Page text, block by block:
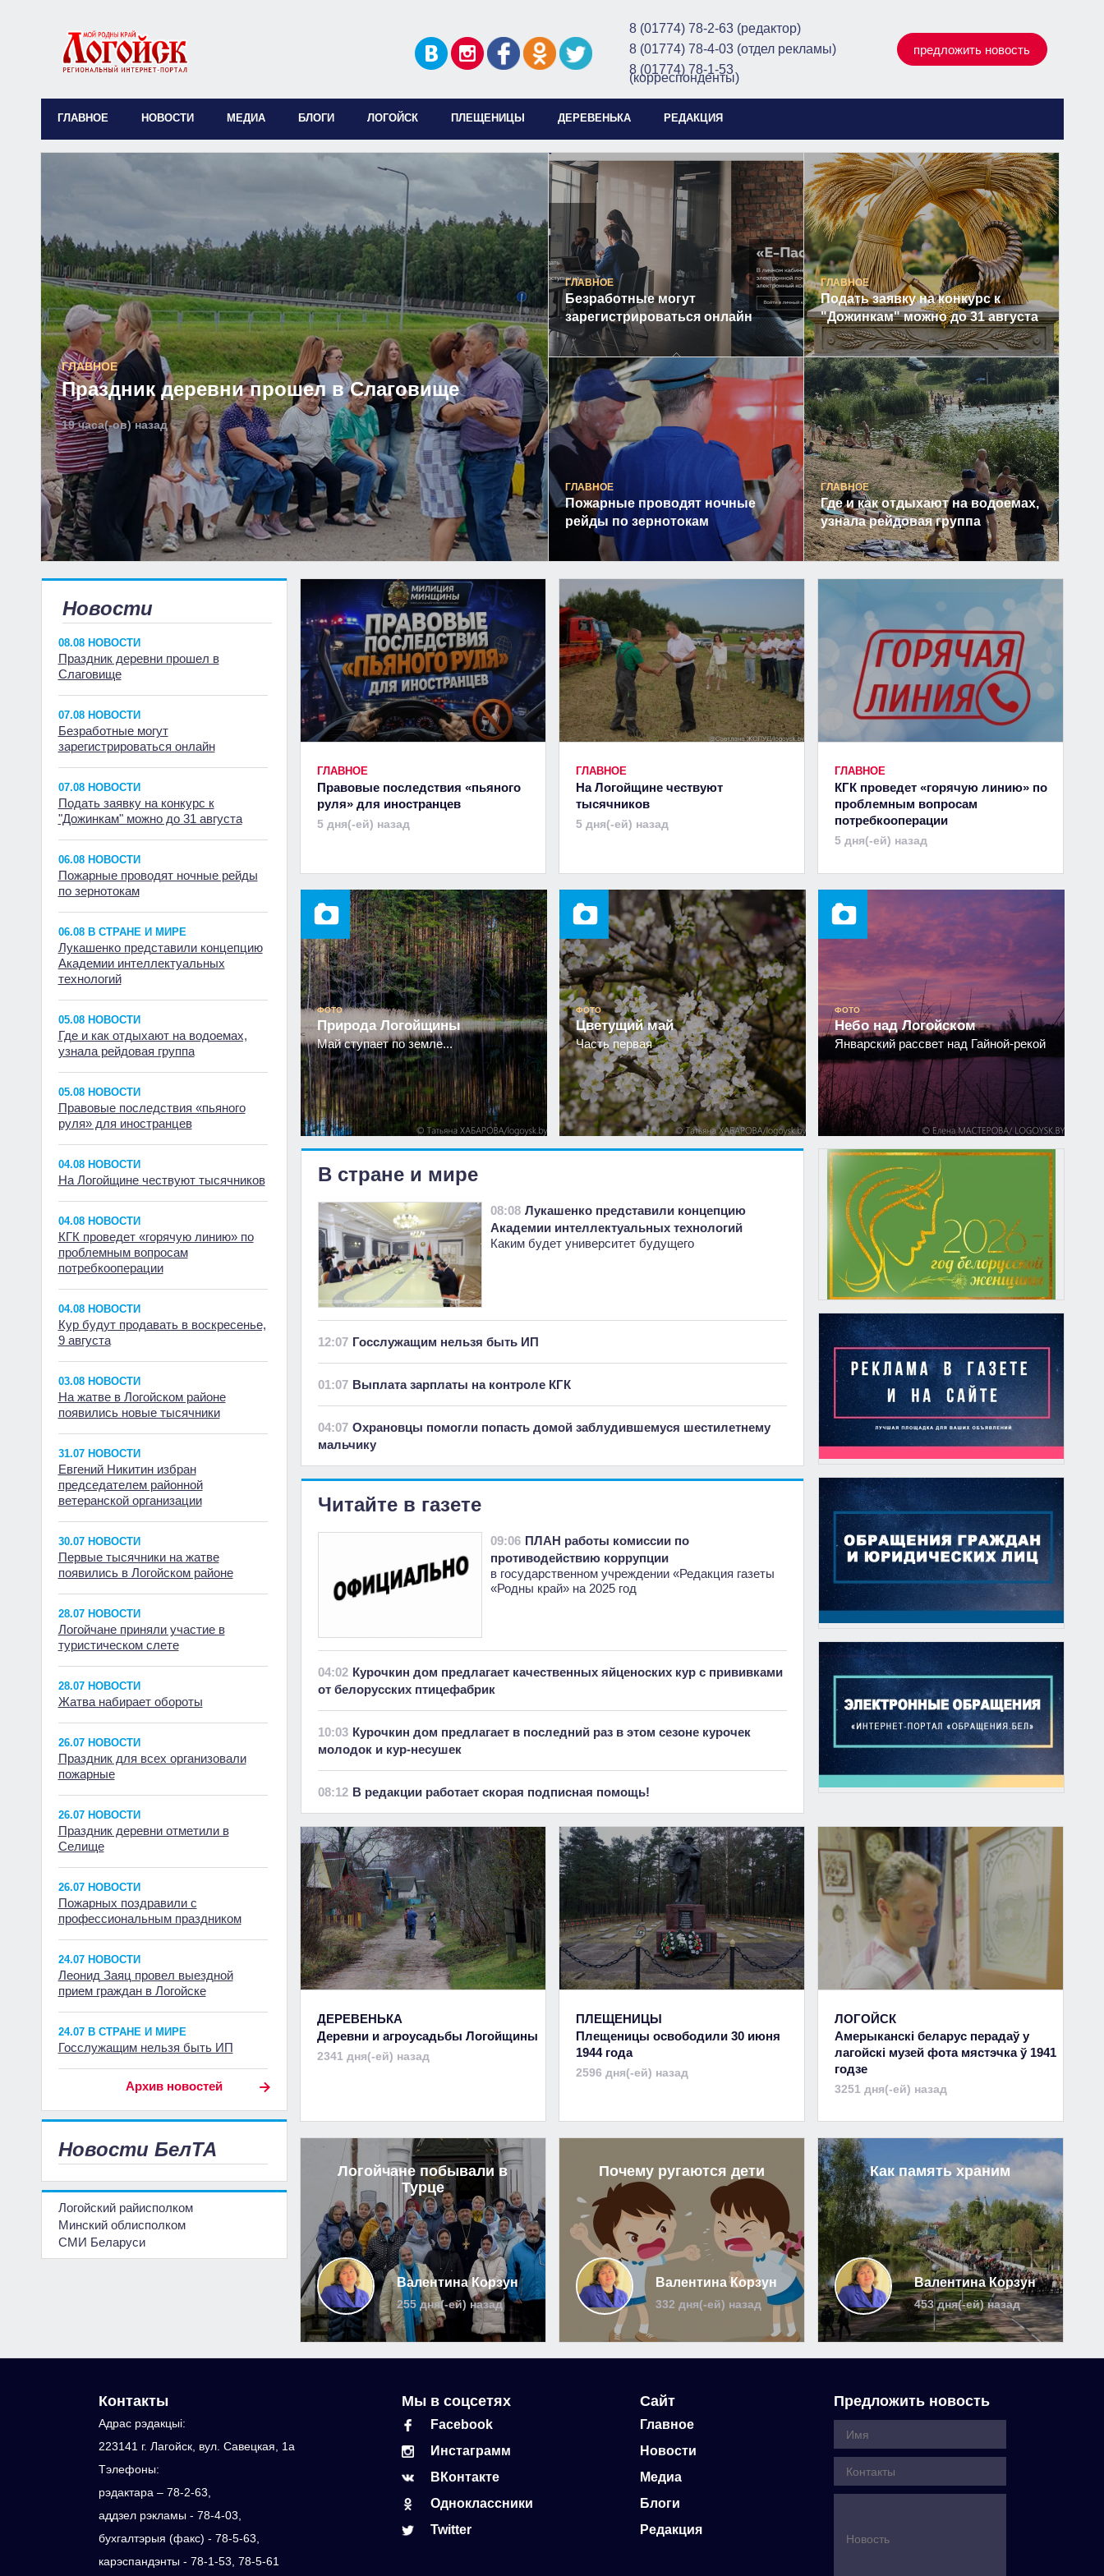
8 (01774) 78-2-63 (редактор)
8 (01774) 78-4-03 (отдел рекламы)
8 (01774) 78-1-53
(корреспонденты)
предложить новость
ГЛАВНОЕ НОВОСТИ МЕДИА БЛОГИ ЛОГОЙСК ПЛЕЩЕНИЦЫ ДЕРЕВЕНЬКА РЕДАКЦИЯ
ГЛАВНОЕ
Праздник деревни прошел в Слаговище
19 часа(-ов) назад
ГЛАВНОЕ
Безработные могут
зарегистрироваться онлайн
ГЛАВНОЕ
Подать заявку на конкурс к
"Дожинкам" можно до 31 августа
ГЛАВНОЕ
Пожарные проводят ночные
рейды по зернотокам
ГЛАВНОЕ
Где и как отдыхают на водоемах,
узнала рейдовая группа
Новости
08.08 НОВОСТИ
Праздник деревни прошел в
Слаговище
07.08 НОВОСТИ
Безработные могут
зарегистрироваться онлайн
07.08 НОВОСТИ
Подать заявку на конкурс к
"Дожинкам" можно до 31 августа
06.08 НОВОСТИ
Пожарные проводят ночные рейды
по зернотокам
06.08 В СТРАНЕ И МИРЕ
Лукашенко представили концепцию
Академии интеллектуальных
технологий
05.08 НОВОСТИ
Где и как отдыхают на водоемах,
узнала рейдовая группа
05.08 НОВОСТИ
Правовые последствия «пьяного
руля» для иностранцев
04.08 НОВОСТИ
На Логойщине чествуют тысячников
04.08 НОВОСТИ
КГК проведет «горячую линию» по
проблемным вопросам
потребкооперации
04.08 НОВОСТИ
Кур будут продавать в воскресенье,
9 августа
03.08 НОВОСТИ
На жатве в Логойском районе
появились новые тысячники
31.07 НОВОСТИ
Евгений Никитин избран
председателем районной
ветеранской организации
30.07 НОВОСТИ
Первые тысячники на жатве
появились в Логойском районе
28.07 НОВОСТИ
Логойчане приняли участие в
туристическом слете
28.07 НОВОСТИ
Жатва набирает обороты
26.07 НОВОСТИ
Праздник для всех организовали
пожарные
26.07 НОВОСТИ
Праздник деревни отметили в
Селище
26.07 НОВОСТИ
Пожарных поздравили с
профессиональным праздником
24.07 НОВОСТИ
Леонид Заяц провел выездной
прием граждан в Логойске
24.07 В СТРАНЕ И МИРЕ
Госслужащим нельзя быть ИП
Архив новостей
Новости БелТА
Логойский райисполком
Минский облисполком
СМИ Беларуси
ГЛАВНОЕ
Правовые последствия «пьяного
руля» для иностранцев
5 дня(-ей) назад
ГЛАВНОЕ
На Логойщине чествуют
тысячников
5 дня(-ей) назад
ГЛАВНОЕ
КГК проведет «горячую линию» по
проблемным вопросам
потребкооперации
5 дня(-ей) назад
ФОТО
Природа Логойщины
Май ступает по земле...
ФОТО
Цветущий май
Часть первая
ФОТО
Небо над Логойском
Январский рассвет над Гайной-рекой
В стране и мире
08:08 Лукашенко представили концепцию
Академии интеллектуальных технологий
Каким будет университет будущего
12:07 Госслужащим нельзя быть ИП
01:07 Выплата зарплаты на контроле КГК
04:07 Охрановцы помогли попасть домой заблудившемуся шестилетнему
мальчику
Читайте в газете
09:06 ПЛАН работы комиссии по
противодействию коррупции
в государственном учреждении «Редакция газеты
«Родны край» на 2025 год
04:02 Курочкин дом предлагает качественных яйценоских кур с прививками
от белорусских птицефабрик
10:03 Курочкин дом предлагает в последний раз в этом сезоне курочек
молодок и кур-несушек
08:12 В редакции работает скорая подписная помощь!
ДЕРЕВЕНЬКА
Деревни и агроусадьбы Логойщины
2341 дня(-ей) назад
ПЛЕЩЕНИЦЫ
Плещеницы освободили 30 июня
1944 года
2596 дня(-ей) назад
ЛОГОЙСК
Амерыканскі беларус перадаў у
лагойскі музей фота мястэчка ў 1941
годзе
3251 дня(-ей) назад
Логойчане побывали в
Турце
Валентина Корзун
255 дня(-ей) назад
Почему ругаются дети
Валентина Корзун
332 дня(-ей) назад
Как память храним
Валентина Корзун
453 дня(-ей) назад
Контакты
Адрас рэдакцыi:
223141 г. Лагойск, вул. Савецкая, 1а
Тэлефоны:
рэдактара – 78-2-63,
аддзел рэкламы - 78-4-03,
бухгалтэрыя (факс) - 78-5-63,
карэспандэнты - 78-1-53, 78-5-61
Мы в соцсетях
Facebook
Инстаграмм
ВКонтакте
Одноклассники
Twitter
Сайт
Главное
Новости
Медиа
Блоги
Редакция
Предложить новость